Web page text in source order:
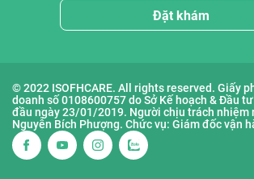
Đặt khám
© 2022 ISOFHCARE. All rights reserved. Giấy
doanh số 0108600757 do Sở Kế hoạch & Đầu
đầu ngày 23/01/2019. Người chịu trách nhiệm
Nguyễn Bích Phượng. Chức vụ: Giám đốc vận